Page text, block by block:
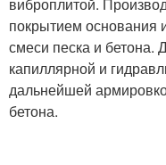
покрытием основания
смеси песка и бетона.
капиллярной и
дальнейшей
бетона.